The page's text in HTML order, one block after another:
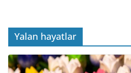
Yalan hayatlar